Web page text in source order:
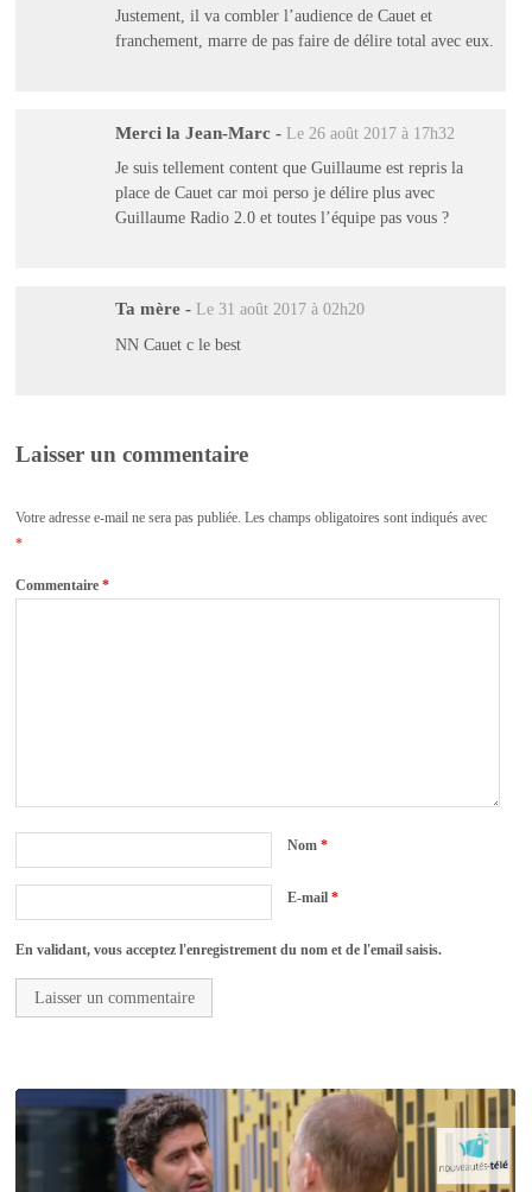
Justement, il va combler l’audience de Cauet et
franchement, marre de pas faire de délire total avec eux.
Merci la Jean-Marc - Le 26 août 2017 à 17h32
Je suis tellement content que Guillaume est repris la
place de Cauet car moi perso je délire plus avec
Guillaume Radio 2.0 et toutes l’équipe pas vous ?
Ta mère - Le 31 août 2017 à 02h20
NN Cauet c le best
Laisser un commentaire
Votre adresse e-mail ne sera pas publiée. Les champs obligatoires sont indiqués avec
*
Commentaire*
Nom*
E-mail*
En validant, vous acceptez l'enregistrement du nom et de l'email saisis.